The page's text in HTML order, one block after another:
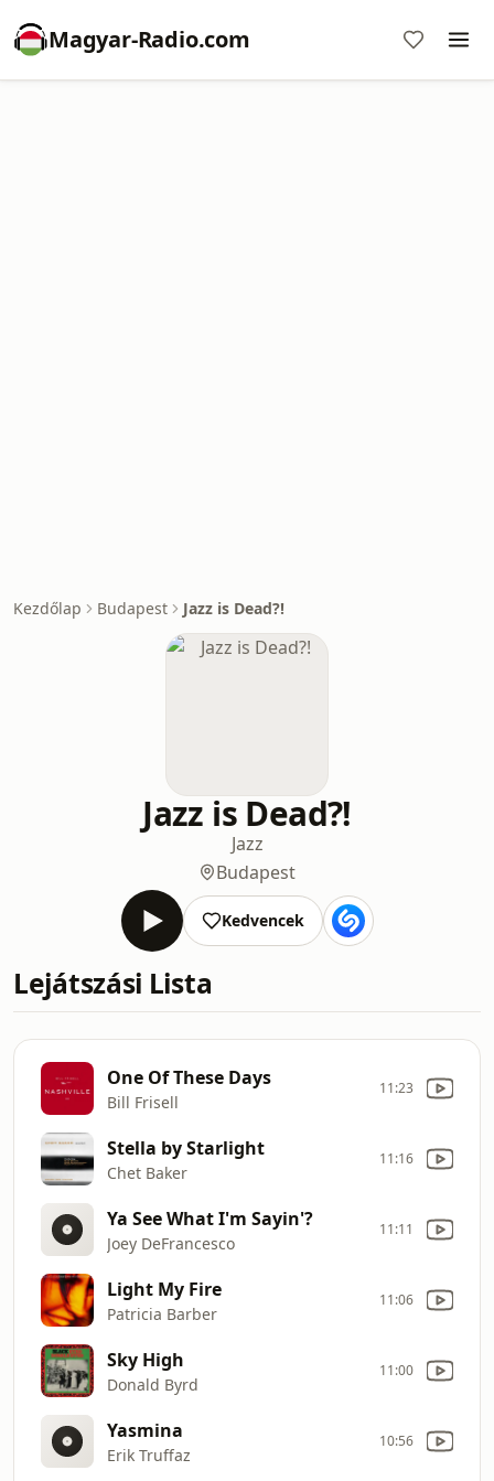
Magyar-Radio.com
Kezdőlap Budapest Jazz is Dead?!
Jazz is Dead?!
Jazz
Budapest
Kedvencek
Lejátszási Lista
One Of These Days
Bill Frisell
11:23
Stella by Starlight
Chet Baker
11:16
Ya See What I'm Sayin'?
Joey DeFrancesco
11:11
Light My Fire
Patricia Barber
11:06
Sky High
Donald Byrd
11:00
Yasmina
Erik Truffaz
10:56